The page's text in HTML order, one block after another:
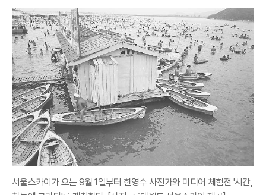
서울스카이가 오는 9월 1일부터 한영수 사진가와 미디어 체험전 '시간,